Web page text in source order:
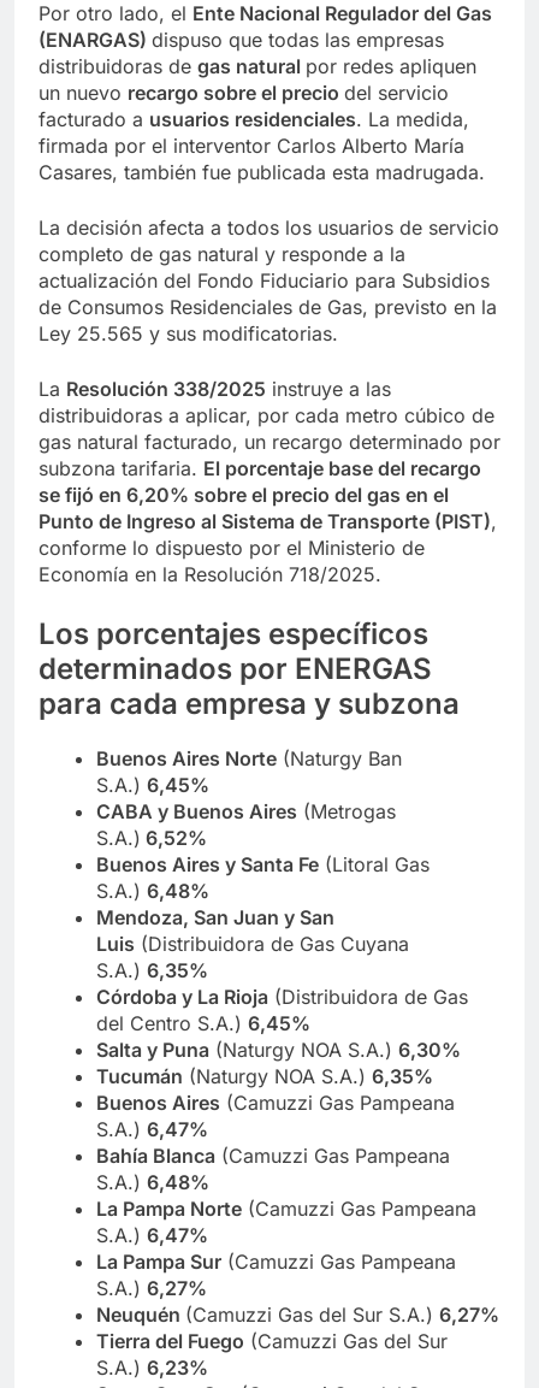
Por otro lado, el Ente Nacional Regulador del Gas
(ENARGAS) dispuso que todas las empresas
distribuidoras de gas natural por redes apliquen
un nuevo recargo sobre el precio del servicio
facturado a usuarios residenciales. La medida,
firmada por el interventor Carlos Alberto María
Casares, también fue publicada esta madrugada.
La decisión afecta a todos los usuarios de servicio
completo de gas natural y responde a la
actualización del Fondo Fiduciario para Subsidios
de Consumos Residenciales de Gas, previsto en la
Ley 25.565 y sus modificatorias.
La Resolución 338/2025 instruye a las
distribuidoras a aplicar, por cada metro cúbico de
gas natural facturado, un recargo determinado por
subzona tarifaria. El porcentaje base del recargo
se fijó en 6,20% sobre el precio del gas en el
Punto de Ingreso al Sistema de Transporte (PIST),
conforme lo dispuesto por el Ministerio de
Economía en la Resolución 718/2025.
Los porcentajes específicos
determinados por ENERGAS
para cada empresa y subzona
Buenos Aires Norte (Naturgy Ban
S.A.) 6,45%
CABA y Buenos Aires (Metrogas
S.A.) 6,52%
Buenos Aires y Santa Fe (Litoral Gas
S.A.) 6,48%
Mendoza, San Juan y San
Luis (Distribuidora de Gas Cuyana
S.A.) 6,35%
Córdoba y La Rioja (Distribuidora de Gas
del Centro S.A.) 6,45%
Salta y Puna (Naturgy NOA S.A.) 6,30%
Tucumán (Naturgy NOA S.A.) 6,35%
Buenos Aires (Camuzzi Gas Pampeana
S.A.) 6,47%
Bahía Blanca (Camuzzi Gas Pampeana
S.A.) 6,48%
La Pampa Norte (Camuzzi Gas Pampeana
S.A.) 6,47%
La Pampa Sur (Camuzzi Gas Pampeana
S.A.) 6,27%
Neuquén (Camuzzi Gas del Sur S.A.) 6,27%
Tierra del Fuego (Camuzzi Gas del Sur
S.A.) 6,23%